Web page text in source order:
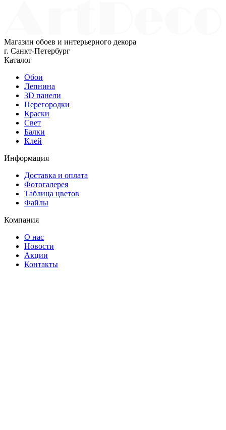
Магазин обоев и интерьерного декора
г. Санкт-Петербург
Каталог
Обои
Лепнина
3D панели
Перегородки
Краски
Свет
Балки
Клей
Информация
Доставка и оплата
Фотогалерея
Таблица цветов
Файлы
Компания
О нас
Новости
Акции
Контакты